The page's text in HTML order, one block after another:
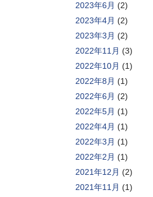
2023年6月 (2)
2023年4月 (2)
2023年3月 (2)
2022年11月 (3)
2022年10月 (1)
2022年8月 (1)
2022年6月 (2)
2022年5月 (1)
2022年4月 (1)
2022年3月 (1)
2022年2月 (1)
2021年12月 (2)
2021年11月 (1)